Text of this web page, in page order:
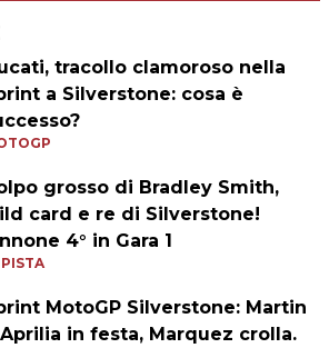
tracollo clamoroso nella
a Silverstone: cosa è
grosso di Bradley Smith,
card e re di Silverstone!
4° in Gara 1
MotoGP Silverstone: Martin
in festa, Marquez crolla.